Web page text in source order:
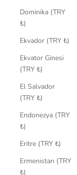
Dominika (TRY
₺)
Ekvador (TRY ₺)
Ekvator Ginesi
(TRY ₺)
El Salvador
(TRY ₺)
Endonezya (TRY
₺)
Eritre (TRY ₺)
Ermenistan (TRY
₺)